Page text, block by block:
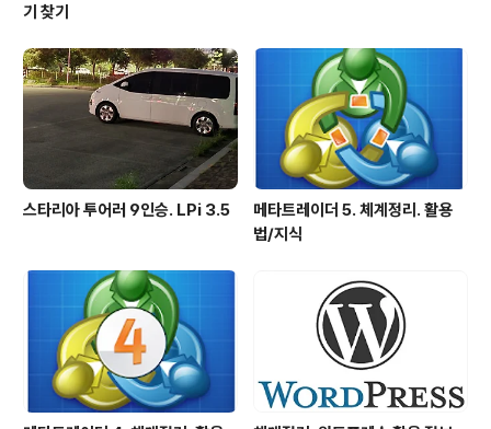
기 찾기
스타리아 투어러 9인승. LPi 3.5
메타트레이더 5. 체계정리. 활용
법/지식